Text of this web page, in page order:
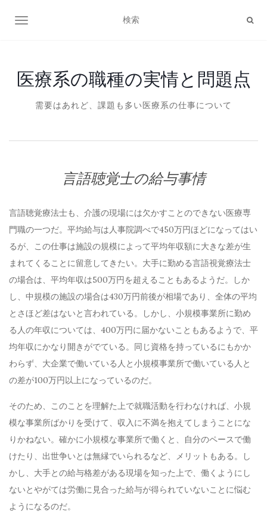
ナビゲーション切り替え
医療系の職種の実情と問題点
需要はあれど、課題も多い医療系の仕事について
言語聴覚士の給与事情
言語聴覚療法士も、介護の現場には欠かすことのできない医療専
門職の一つだ。平均給与は人事院調べで450万円ほどになってはい
るが、この仕事は施設の規模によって平均年収額に大きな差が生
まれてくることに留意してきたい。大手に勤める言語視覚療法士
の場合は、平均年収は500万円を超えることもあるようだ。しか
し、中規模の施設の場合は430万円前後が相場であり、全体の平均
とさほど差はないと言われている。しかし、小規模事業所に勤め
る人の年収については、400万円に届かないこともあるようで、平
均年収にかなり開きがでている。同じ資格を持っているにもかか
わらず、大企業で働いている人と小規模事業所で働いている人と
の差が100万円以上になっているのだ。
そのため、このことを理解た上で就職活動を行わなければ、小規
模な事業所ばかりを受けて、収入に不満を抱えてしまうことにな
りかねない。確かに小規模な事業所で働くと、自分のペースで働
けたり、出世争いとは無縁でいられるなど、メリットもある。し
かし、大手との給与格差がある現場を知った上で、働くようにし
ないとやがては労働に見合った給与が得られていないことに悩む
ようになるのだ。